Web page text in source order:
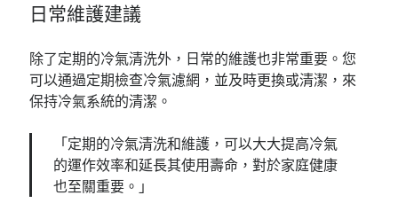
日常維護建議
除了定期的冷氣清洗外，日常的維護也非常重要。您
可以通過定期檢查冷氣濾網，並及時更換或清潔，來
保持冷氣系統的清潔。
「定期的冷氣清洗和維護，可以大大提高冷氣
的運作效率和延長其使用壽命，對於家庭健康
也至關重要。」